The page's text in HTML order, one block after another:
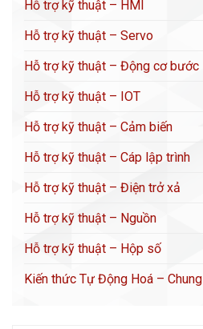
Hỗ trợ kỹ thuật – HMI
Hỗ trợ kỹ thuật – Servo
Hỗ trợ kỹ thuật – Động cơ bước
Hỗ trợ kỹ thuật – IOT
Hỗ trợ kỹ thuật – Cảm biến
Hỗ trợ kỹ thuật – Cáp lập trình
Hỗ trợ kỹ thuật – Điện trở xả
Hỗ trợ kỹ thuật – Nguồn
Hỗ trợ kỹ thuật – Hộp số
Kiến thức Tự Động Hoá – Chung